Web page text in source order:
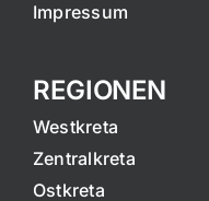
Impressum
REGIONEN
Westkreta
Zentralkreta
Ostkreta